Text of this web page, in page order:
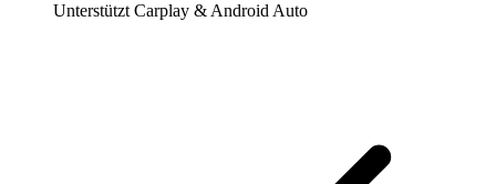
Unterstützt Carplay & Android Auto